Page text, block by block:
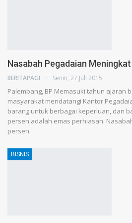
Nasabah Pegadaian Meningkat
BERITAPAGI Senin, 27 Juli 2015
Palembang, BP Memasuki tahun ajaran
masyarakat mendatangi Kantor
barang untuk berbagai keperluan, dan
persen adalah emas perhiasan.
persen…
BISNIS